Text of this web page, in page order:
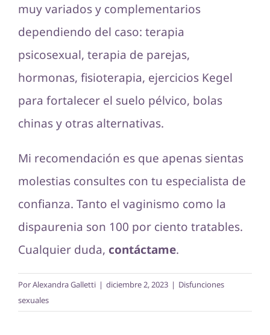
muy variados y complementarios
dependiendo del caso: terapia
psicosexual, terapia de parejas,
hormonas, fisioterapia, ejercicios Kegel
para fortalecer el suelo pélvico, bolas
chinas y otras alternativas.
Mi recomendación es que apenas sientas
molestias consultes con tu especialista de
confianza. Tanto el vaginismo como la
dispaurenia son 100 por ciento tratables.
Cualquier duda, contáctame.
PorAlexandra Galletti | diciembre 2, 2023 | Disfunciones
sexuales